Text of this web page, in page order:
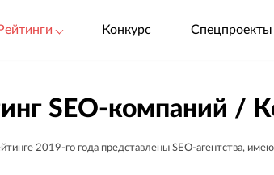
Конкурс Спецпроекты
SEO-компаний /
2019-го года представлены SEO-агентства,